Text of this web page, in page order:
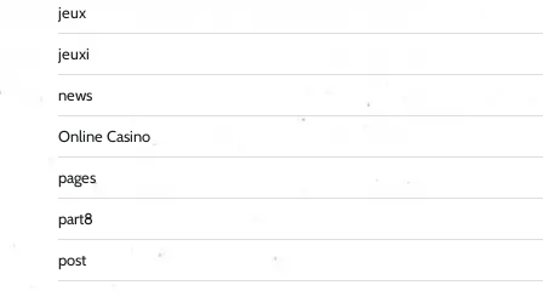
jeux
jeuxi
news
Online Casino
pages
part8
post